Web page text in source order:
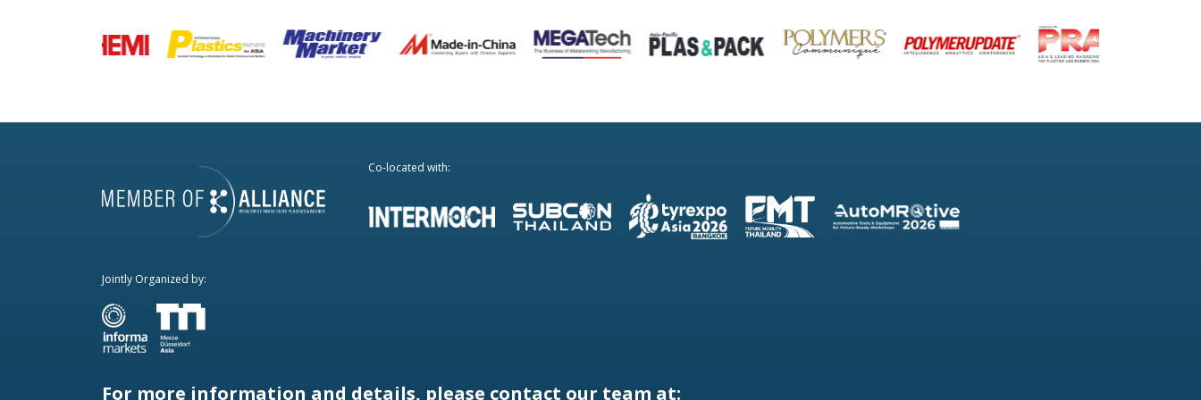
Co-located with:
Jointly Organized by:
For more information and details, please contact our team at: